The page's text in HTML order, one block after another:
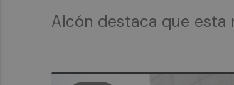
Alcón destaca que esta